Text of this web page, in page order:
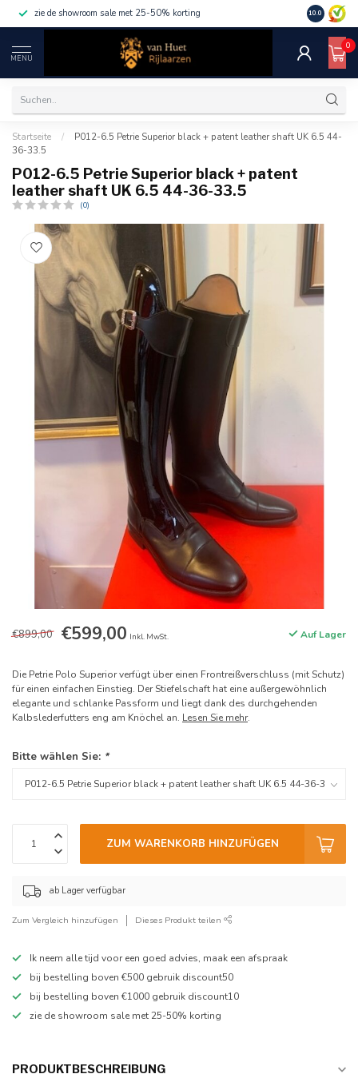
zie de showroom sale met 25-50% korting 10.0
MENU
0
Startseite /
P012-6.5 Petrie Superior black + patent leather shaft UK 6.5 44-
36-33.5
P012-6.5 Petrie Superior black + patent
leather shaft UK 6.5 44-36-33.5
(0)
€899,00 €599,00 Inkl. MwSt. Auf Lager
Die Petrie Polo Superior verfügt über einen Frontreißverschluss (mit Schutz)
für einen einfachen Einstieg. Der Stiefelschaft hat eine außergewöhnlich
elegante und schlanke Passform und liegt dank des durchgehenden
Kalbslederfutters eng am Knöchel an. Lesen Sie mehr.
Bitte wählen Sie: *
ZUM WARENKORB HINZUFÜGEN
ab Lager verfügbar
Zum Vergleich hinzufügen Dieses Produkt teilen
Ik neem alle tijd voor een goed advies, maak een afspraak
bij bestelling boven €500 gebruik discount50
bij bestelling boven €1000 gebruik discount10
zie de showroom sale met 25-50% korting
PRODUKTBESCHREIBUNG